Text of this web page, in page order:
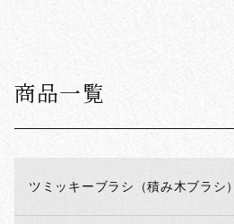
商品一覧
ツミッキーブラシ（積み木ブラシ）